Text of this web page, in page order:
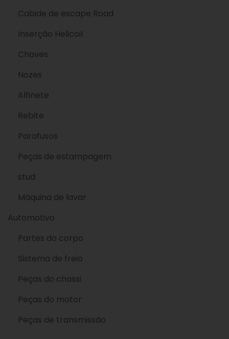
Cabide de escape Road
Inserção Helicoil
Chaves
Nozes
Alfinete
Rebite
Parafusos
Peças de estampagem
stud
Máquina de lavar
Automotivo
Partes do corpo
Sistema de freio
Peças do chassi
Peças do motor
Peças de transmissão